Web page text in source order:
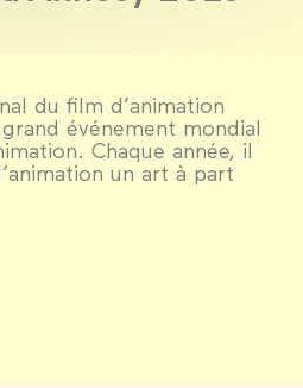
du film d’animation
événement mondial
Chaque année, il
un art à part